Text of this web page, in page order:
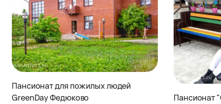
Пансионат для пожилых людей
GreenDay Федюково
Пансионат